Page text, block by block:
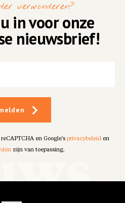
verwonderen?
in voor onze
nieuwsbrief!
en Google's privacybeleiden
zijn van toepassing.